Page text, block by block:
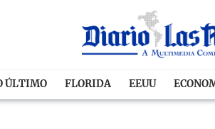
ÚLTIMO FLORIDA EEUU